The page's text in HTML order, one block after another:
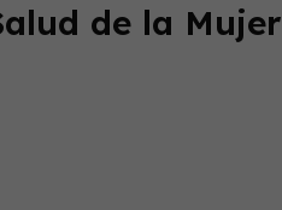
de la Mujer